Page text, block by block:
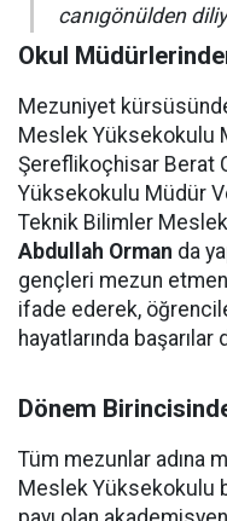
canıgönülden
Okul
Mezuniyet
Meslek Yüksekokulu
Şereflikoçhisar Berat
Yüksekokulu Müdür
Teknik Bilimler
Abdullah Orman da
gençleri mezun
ifade ederek,
hayatlarında başarılar
Dönem
Tüm mezunlar adına
Meslek Yüksekokulu